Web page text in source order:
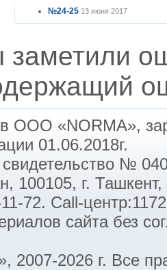
№24-25 13 июня 2017
ООО «NORMA»,
01.06.2018г.
свидетельство №
100105, г.
72. Call-
сайта без
2007-2026 г. Все